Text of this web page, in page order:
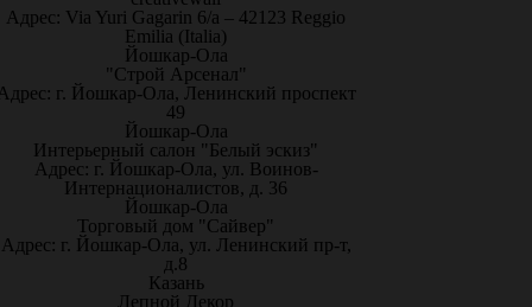
Адрес: Via Yuri Gagarin 6/a – 42123 Reggio
Emilia (Italia)
Йошкар-Ола
"Строй Арсенал"
г. Йошкар-Ола, Ленинский проспект
49
Йошкар-Ола
Интерьерный салон "Белый эскиз"
Адрес: г. Йошкар-Ола, ул. Воинов-
Интернационалистов, д. 36
Йошкар-Ола
Торговый дом "Сайвер"
Адрес: г. Йошкар-Ола, ул. Ленинский пр-т,
д.8
Казань
Лепной Декор